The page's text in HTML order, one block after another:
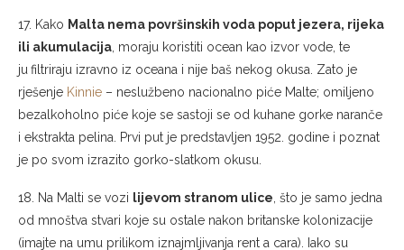
17. Kako Malta nema površinskih voda poput jezera, rijeka
ili akumulacija , moraju koristiti ocean kao izvor vode, te
ju filtriraju izravno iz oceana i nije baš nekog okusa. Zato je
rješenje Kinnie – neslužbeno nacionalno piće Malte; omiljeno
bezalkoholno piće koje se sastoji se od kuhane gorke naranče
i ekstrakta pelina. Prvi put je predstavljen 1952. godine i poznat
je po svom izrazito gorko-slatkom okusu.
18. Na Malti se vozi lijevom stranom ulice , što je samo jedna
od mnoštva stvari koje su ostale nakon britanske kolonizacije
(imajte na umu prilikom iznajmljivanja rent a cara). Iako su